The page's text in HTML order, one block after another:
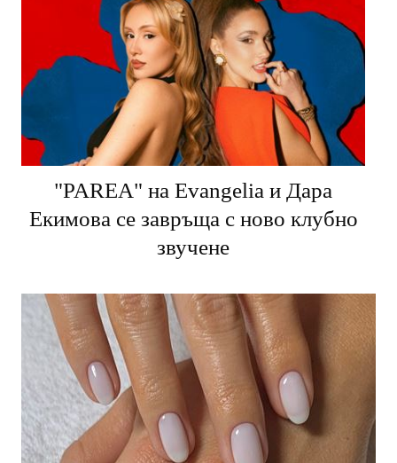
"PARЕA" на Evangelia и Дара
Екимова се завръща с ново клубно
звучене